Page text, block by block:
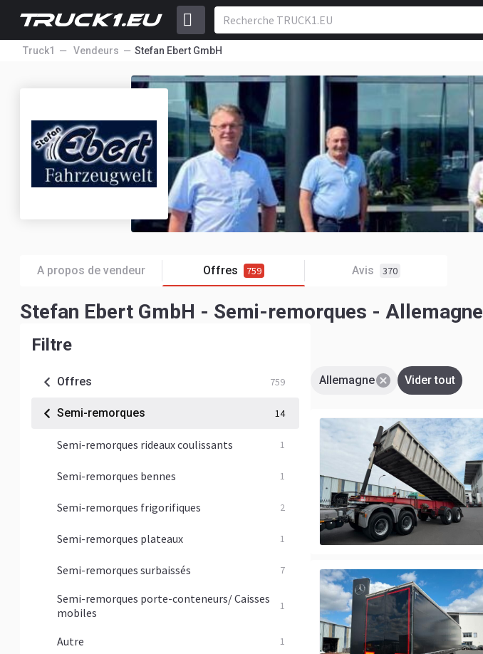
Truck1 Vendeurs Stefan Ebert GmbH
A propos de vendeur Offres 759 Avis 370
Stefan Ebert GmbH - Semi-remorques - Allemagne
Filtre
Offres 759
Semi-remorques 14
Semi-remorques rideaux coulissants 1
Semi-remorques bennes 1
Semi-remorques frigorifiques 2
Semi-remorques plateaux 1
Semi-remorques surbaissés 7
Semi-remorques porte-conteneurs/ Caisses
mobiles
1
Autre 1
Allemagne Vider tout